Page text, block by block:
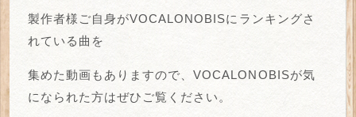
製作者様ご自身がVOCALONOBISにランキングさ
れている曲を
集めた動画もありますので、VOCALONOBISが気
になられた方はぜひご覧ください。